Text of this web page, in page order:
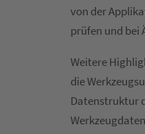
von der
prüfen und bei
Weitere
die
Datenstruktur